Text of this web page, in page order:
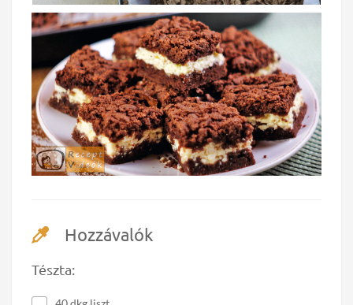
Hozzávalók
Tészta: